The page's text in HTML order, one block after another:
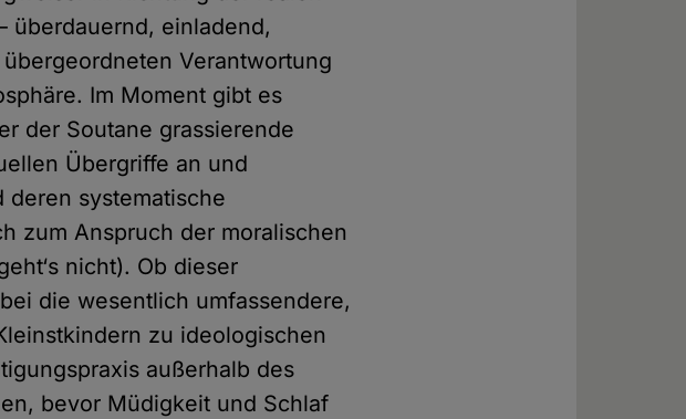
überdauernd, einladend,
Verantwortung
Im Moment gibt es
der Soutane grassierende
Übergriffe an und
systematische
zum Anspruch der moralischen
nicht). Ob dieser
die wesentlich umfassendere,
zu ideologischen
außerhalb des
bevor Müdigkeit und Schlaf